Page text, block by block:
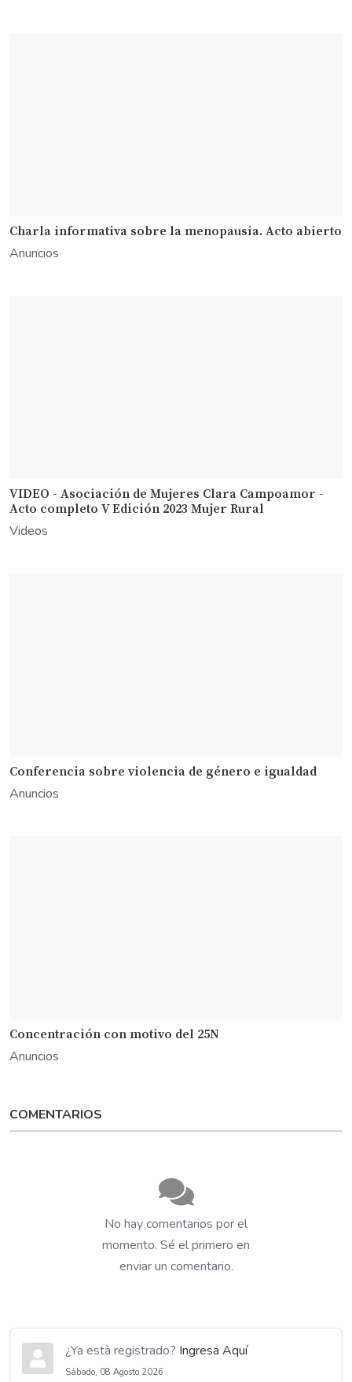
Charla informativa sobre la menopausia. Acto abierto
Anuncios
VIDEO - Asociación de Mujeres Clara Campoamor -
Acto completo V Edición 2023 Mujer Rural
Videos
Conferencia sobre violencia de género e igualdad
Anuncios
Concentración con motivo del 25N
Anuncios
COMENTARIOS
No hay comentarios por el
momento. Sé el primero en
enviar un comentario.
¿Ya està registrado? Ingresa Aquí
Sábado, 08 Agosto 2026